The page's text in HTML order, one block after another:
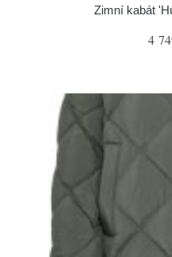
Zimní kabát
4